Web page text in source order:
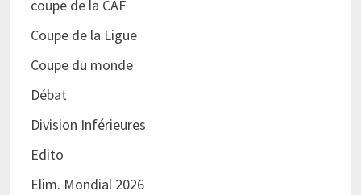
coupe de la CAF
Coupe de la Ligue
Coupe du monde
Débat
Division Inférieures
Edito
Elim. Mondial 2026